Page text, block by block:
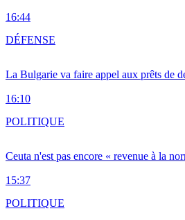
16:44
La Bulgarie va faire appel aux prêts de
16:10
DÉFENSE
Ceuta n'est pas encore « revenue à la
15:37
POLITIQUE
POLITIQUE